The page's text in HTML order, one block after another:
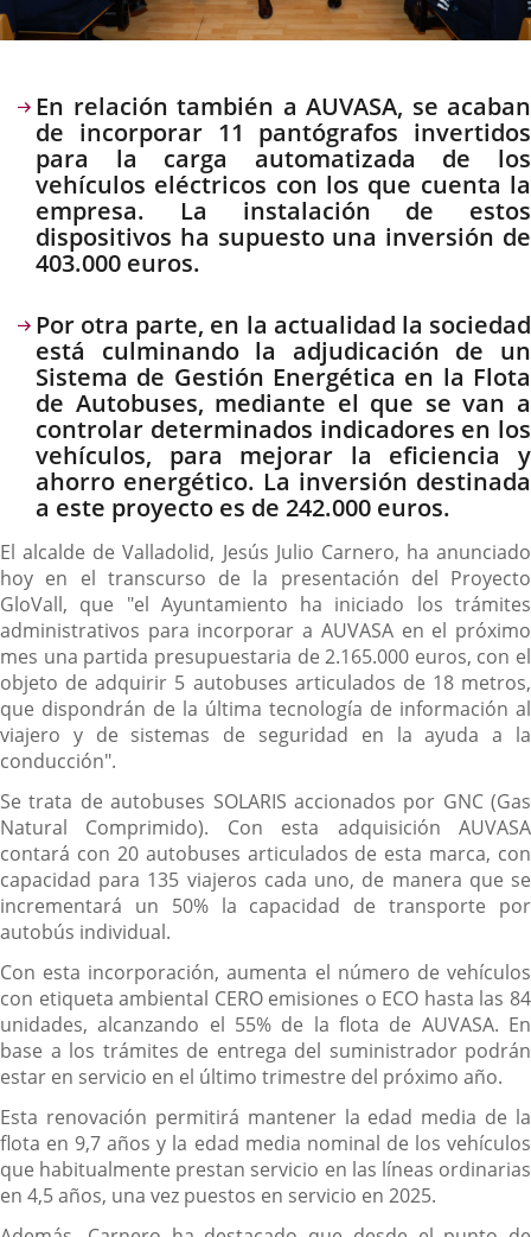
Descripción
En relación también a AUVASA, se acaban
de incorporar 11 pantógrafos invertidos
para la carga automatizada de los
vehículos eléctricos con los que cuenta la
empresa. La instalación de estos
dispositivos ha supuesto una inversión de
403.000 euros.
Por otra parte, en la actualidad la sociedad
está culminando la adjudicación de un
Sistema de Gestión Energética en la Flota
de Autobuses, mediante el que se van a
controlar determinados indicadores en los
vehículos, para mejorar la eficiencia y
ahorro energético. La inversión destinada
a este proyecto es de 242.000 euros.
El alcalde de Valladolid, Jesús Julio Carnero, ha anunciado
hoy en el transcurso de la presentación del Proyecto
GloVall, que "el Ayuntamiento ha iniciado los trámites
administrativos para incorporar a AUVASA en el próximo
mes una partida presupuestaria de 2.165.000 euros, con el
objeto de adquirir 5 autobuses articulados de 18 metros,
que dispondrán de la última tecnología de información al
viajero y de sistemas de seguridad en la ayuda a la
conducción".
Se trata de autobuses SOLARIS accionados por GNC (Gas
Natural Comprimido). Con esta adquisición AUVASA
contará con 20 autobuses articulados de esta marca, con
capacidad para 135 viajeros cada uno, de manera que se
incrementará un 50% la capacidad de transporte por
autobús individual.
Con esta incorporación, aumenta el número de vehículos
con etiqueta ambiental CERO emisiones o ECO hasta las 84
unidades, alcanzando el 55% de la flota de AUVASA. En
base a los trámites de entrega del suministrador podrán
estar en servicio en el último trimestre del próximo año.
Esta renovación permitirá mantener la edad media de la
flota en 9,7 años y la edad media nominal de los vehículos
que habitualmente prestan servicio en las líneas ordinarias
en 4,5 años, una vez puestos en servicio en 2025.